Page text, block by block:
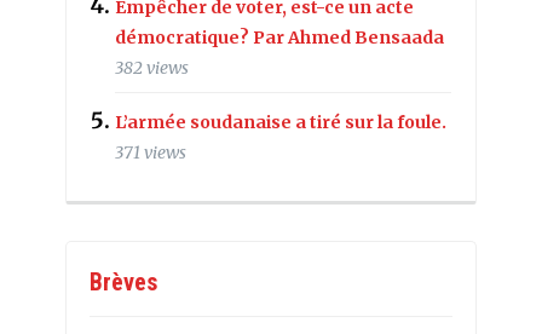
Empêcher de voter, est-ce un acte
démocratique? Par Ahmed Bensaada
382 views
L’armée soudanaise a tiré sur la foule.
371 views
Brèves